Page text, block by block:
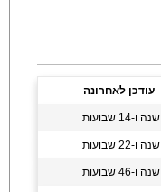
עודכן לאחרונה
שנה ו-14 שבועות
שנה ו-22 שבועות
שנה ו-46 שבועות